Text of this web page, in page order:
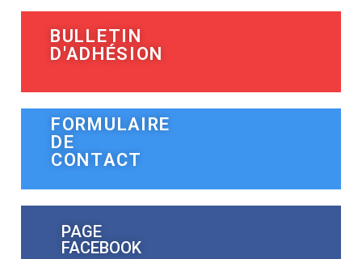
BULLETIN
D'ADHÉSION
FORMULAIRE
DE
CONTACT
PAGE
FACEBOOK